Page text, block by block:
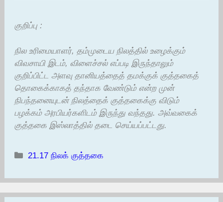
குறிப்பு :
நில உரிமையாளர், தம்முடைய நிலத்தில் உழைக்கும்
விவசாயி இடம், விளைச்சல் எப்படி இருந்தாலும்
குறிப்பிட்ட அளவு தானியத்தைத் தமக்குக் குத்தகைத்
தொகைக்காகத் தந்தாக வேண்டும் என்ற முன்
நிபந்தனையுடன் நிலத்தைக் குத்தகைக்கு விடும்
பழக்கம் அரபியர்களிடம் இருந்து வந்தது. அவ்வகைக்
குத்தகை இஸ்லாத்தில் தடை செய்யப்பட்டது.
Categories
21.17 நிலக் குத்தகை